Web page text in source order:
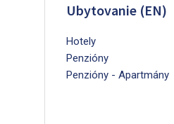
Ubytovanie (EN)
Hotely
Penzióny
Penzióny - Apartmány